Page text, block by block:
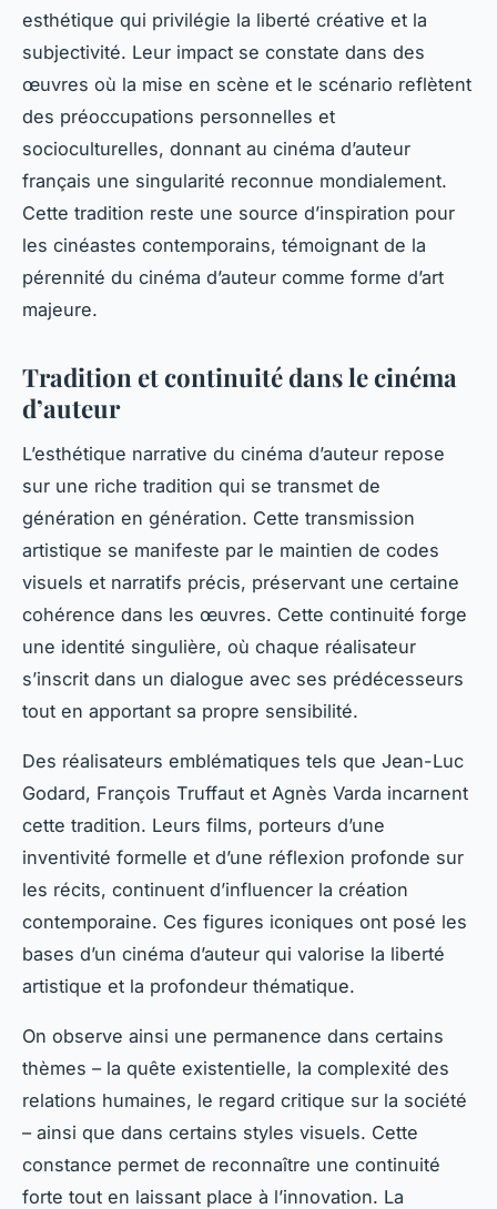
esthétique qui privilégie la liberté créative et la
subjectivité. Leur impact se constate dans des
œuvres où la mise en scène et le scénario reflètent
des préoccupations personnelles et
socioculturelles, donnant au cinéma d’auteur
français une singularité reconnue mondialement.
Cette tradition reste une source d’inspiration pour
les cinéastes contemporains, témoignant de la
pérennité du cinéma d’auteur comme forme d’art
majeure.
Tradition et continuité dans le cinéma
d’auteur
L’esthétique narrative du cinéma d’auteur repose
sur une riche tradition qui se transmet de
génération en génération. Cette transmission
artistique se manifeste par le maintien de codes
visuels et narratifs précis, préservant une certaine
cohérence dans les œuvres. Cette continuité forge
une identité singulière, où chaque réalisateur
s’inscrit dans un dialogue avec ses prédécesseurs
tout en apportant sa propre sensibilité.
Des réalisateurs emblématiques tels que Jean-Luc
Godard, François Truffaut et Agnès Varda incarnent
cette tradition. Leurs films, porteurs d’une
inventivité formelle et d’une réflexion profonde sur
les récits, continuent d’influencer la création
contemporaine. Ces figures iconiques ont posé les
bases d’un cinéma d’auteur qui valorise la liberté
artistique et la profondeur thématique.
On observe ainsi une permanence dans certains
thèmes – la quête existentielle, la complexité des
relations humaines, le regard critique sur la société
– ainsi que dans certains styles visuels. Cette
constance permet de reconnaître une continuité
forte tout en laissant place à l’innovation. La